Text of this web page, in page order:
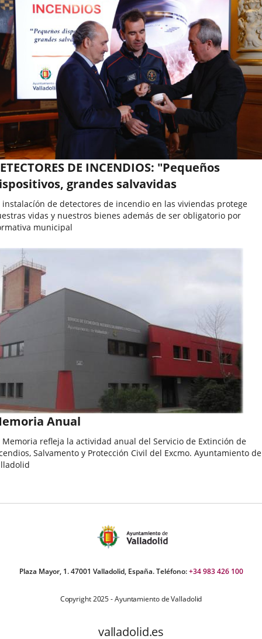
DE INCENDIOS: "Pequeños
grandes salvavidas
instalacíón de detectores de incendio en las viviendas protege
vidas y nuestros bienes además de ser obligatorio por
municipal
Anual
Memoria refleja la actividad anual del Servicio de Extinción de
Salvamento y Protección Civil del Excmo. Ayuntamiento de
Plaza Mayor, 1. 47001 Valladolid, España. Teléfono:+34 983 426 100
Copyright 2025 - Ayuntamiento de Valladolid
valladolid.es